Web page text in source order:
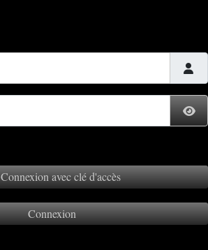
Connexion avec clé d'accès
Connexion